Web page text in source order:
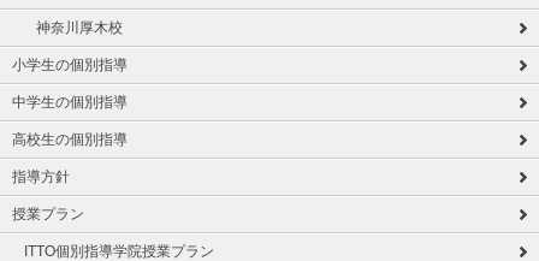
神奈川厚木校
小学生の個別指導
中学生の個別指導
高校生の個別指導
指導方針
授業プラン
ITTO個別指導学院授業プラン